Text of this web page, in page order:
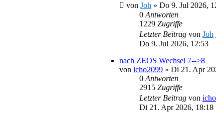
von Joh » Do 9. Jul 2026,
0 Antworten
1229 Zugriffe
Letzter Beitrag von Joh
Do 9. Jul 2026, 12:53
nach ZEOS Wechsel 7-->8
von icho2099 » Di 21. Apr
0 Antworten
2915 Zugriffe
Letzter Beitrag von
Di 21. Apr 2026, 18:18